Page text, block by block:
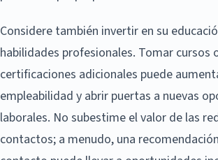
Considere también invertir en su
habilidades profesionales. Tomar cursos
certificaciones adicionales puede
empleabilidad y abrir puertas a nuevas
laborales. No subestime el valor de las
contactos; a menudo, una